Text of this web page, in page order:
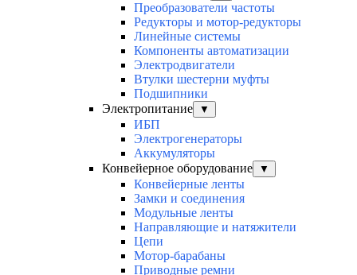
Преобразователи частоты
Редукторы и мотор-редукторы
Линейные системы
Компоненты автоматизации
Электродвигатели
Втулки шестерни муфты
Подшипники
Электропитание
▼
ИБП
Электрогенераторы
Аккумуляторы
Конвейерное оборудование
▼
Конвейерные ленты
Замки и соединения
Модульные ленты
Направляющие и натяжители
Цепи
Мотор-барабаны
Приводные ремни